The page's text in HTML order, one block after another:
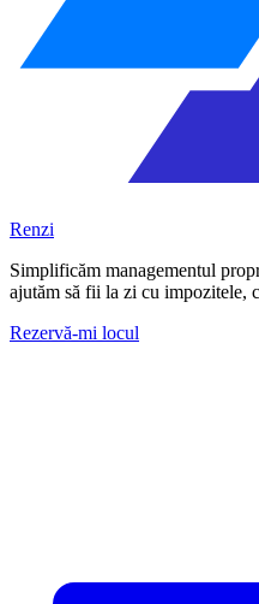
Renzi
Simplificăm managementul
ajutăm să fii la zi cu impozitele,
Rezervă-mi locul